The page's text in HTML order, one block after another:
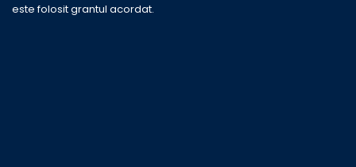
este folosit grantul acordat.